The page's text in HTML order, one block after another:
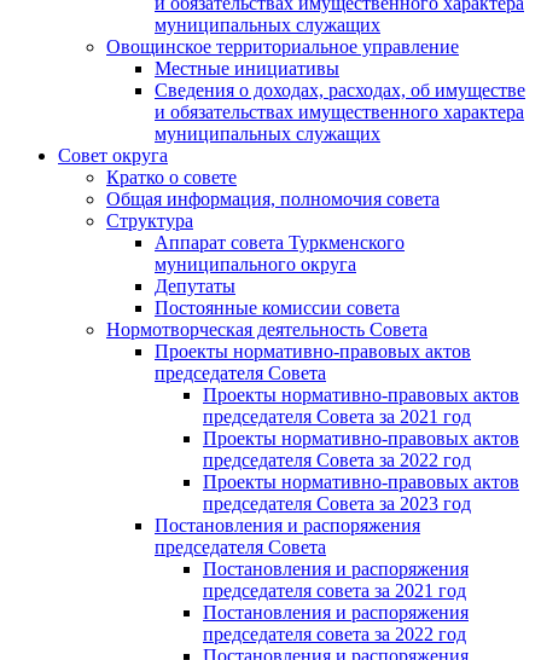
муниципальных служащих
Овощинское территориальное управление
Местные инициативы
Сведения о доходах, расходах, об имуществе
и обязательствах имущественного характера
муниципальных служащих
Совет округа
Кратко о совете
Общая информация, полномочия совета
Структура
Аппарат совета Туркменского
муниципального округа
Депутаты
Постоянные комиссии совета
Нормотворческая деятельность Совета
Проекты нормативно-правовых актов
председателя Cовета
Проекты нормативно-правовых актов
председателя Cовета за 2021 год
Проекты нормативно-правовых актов
председателя Cовета за 2022 год
Проекты нормативно-правовых актов
председателя Cовета за 2023 год
Постановления и распоряжения
председателя Cовета
Постановления и распоряжения
председателя совета за 2021 год
Постановления и распоряжения
председателя совета за 2022 год
Постановления и распоряжения